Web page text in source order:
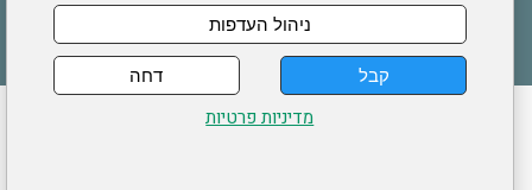
קבל דחה
ניהול העדפות
מדיניות פרטיות
בריאות
הצהרת נגישות לעדכון פרטים אישיים